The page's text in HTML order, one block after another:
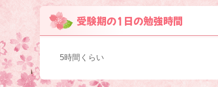
受験期の1日の勉強時間
5時間くらい